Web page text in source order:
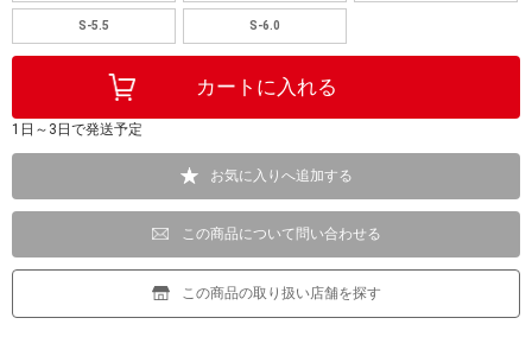
S-5.5 S-6.0
1日～3日で発送予定
お気に入りへ追加する
この商品について問い合わせる
この商品の取り扱い店舗を探す